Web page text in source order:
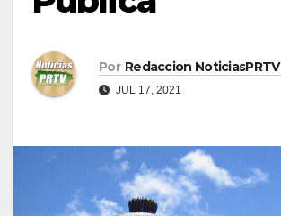
Por Redaccion NoticiasPRTV
JUL 17, 2021